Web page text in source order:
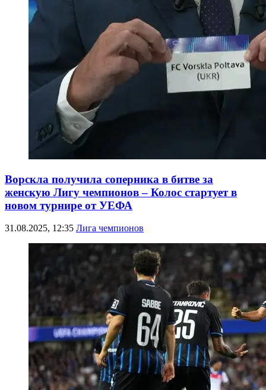
Ворскла получила соперника в битве за
женскую Лигу чемпионов – Колос стартует в
новом турнире от УЕФА
31.08.2025, 12:35 Лига чемпионов